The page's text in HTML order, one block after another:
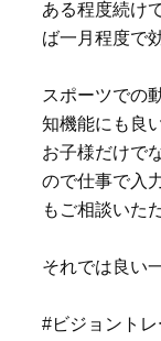
ある程度続け
ば一月程度で
スポーツでの
知機能にも良
お子様だけで
ので仕事で入
もご相談いた
それでは良い
#ビジョント